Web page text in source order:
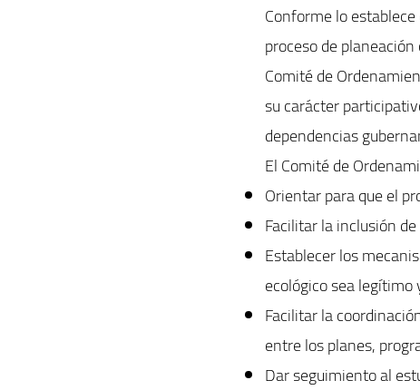
Conforme lo
proceso de
Comité de
su carácter
dependencias
El Comité de
Orientar para que el
Facilitar la inclusión
Establecer los
ecológico sea
Facilitar la
entre los planes,
Dar seguimiento al